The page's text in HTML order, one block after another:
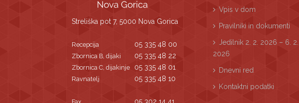
Streliška pot 7, 5000 Nova Gorica
Recepcija 05 335 48 00
Zbornica B, dijaki 05 335 48 22
Zbornica C, dijakinje 05 335 48 01
Ravnatelj 05 335 48 10
05 302 14 41
Vpis v dom
Pravilniki in dokumenti
Jedilnik 2. 2. 2026 – 6. 2.
2026
Dnevni red
Kontaktni podatki